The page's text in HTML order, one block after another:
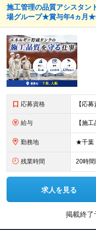
施工管理の品質アシスタ
場グループ★賞与年4ヵ月★
応募資格
給与
勤務地
残業時間 20時間
求人を見る
掲載終了